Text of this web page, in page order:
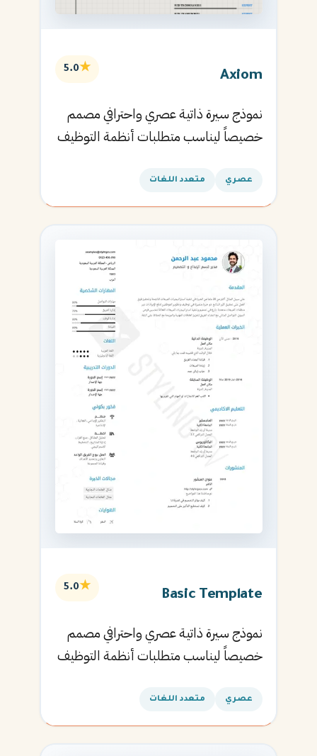
Axiom
★
5.0
نموذج سيرة ذاتية عصري واحترافي مصمم
خصيصاً ليناسب متطلبات أنظمة التوظيف
القادمة.
عصري متعدد اللغات
Basic Template
★
5.0
نموذج سيرة ذاتية عصري واحترافي مصمم
خصيصاً ليناسب متطلبات أنظمة التوظيف
القادمة.
عصري متعدد اللغات